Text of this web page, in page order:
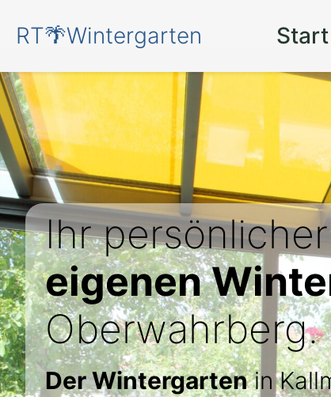
RT🌴Wintergarten Start
Ihr
eigenen
Oberwahrberg.
Der Wintergartenin